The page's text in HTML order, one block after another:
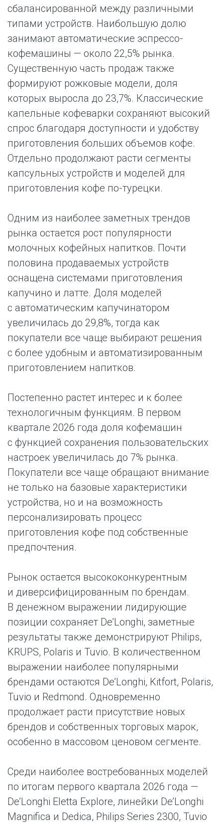
сбалансированной между различными
типами устройств. Наибольшую долю
занимают автоматические эспрессо-
кофемашины — около 22,5% рынка.
Существенную часть продаж также
формируют рожковые модели, доля
которых выросла до 23,7%. Классические
капельные кофеварки сохраняют высокий
спрос благодаря доступности и удобству
приготовления больших объемов кофе.
Отдельно продолжают расти сегменты
капсульных устройств и моделей для
приготовления кофе по-турецки.
Одним из наиболее заметных трендов
рынка остается рост популярности
молочных кофейных напитков. Почти
половина продаваемых устройств
оснащена системами приготовления
капучино и латте. Доля моделей
с автоматическим капучинатором
увеличилась до 29,8%, тогда как
покупатели все чаще выбирают решения
с более удобным и автоматизированным
приготовлением напитков.
Постепенно растет интерес и к более
технологичным функциям. В первом
квартале 2026 года доля кофемашин
с функцией сохранения пользовательских
настроек увеличилась до 7% рынка.
Покупатели все чаще обращают внимание
не только на базовые характеристики
устройства, но и на возможность
персонализировать процесс
приготовления кофе под собственные
предпочтения.
Рынок остается высококонкурентным
и диверсифицированным по брендам.
В денежном выражении лидирующие
позиции сохраняет De’Longhi, заметные
результаты также демонстрируют Philips,
KRUPS, Polaris и Tuvio. В количественном
выражении наиболее популярными
брендами остаются De’Longhi, Kitfort, Polaris,
Tuvio и Redmond. Одновременно
продолжает расти присутствие новых
брендов и собственных торговых марок,
особенно в массовом ценовом сегменте.
Среди наиболее востребованных моделей
по итогам первого квартала 2026 года —
De’Longhi Eletta Explore, линейки De’Longhi
Magnifica и Dedica, Philips Series 2300, Tuvio